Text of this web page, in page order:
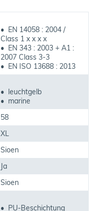
• EN 14058 : 2004 /
Class 1 x x x x
• EN 343 : 2003 + A1 :
2007 Class 3-3
• EN ISO 13688 : 2013
• leuchtgelb
• marine
58
XL
Sioen
Ja
Sioen
• PU-Beschichtung